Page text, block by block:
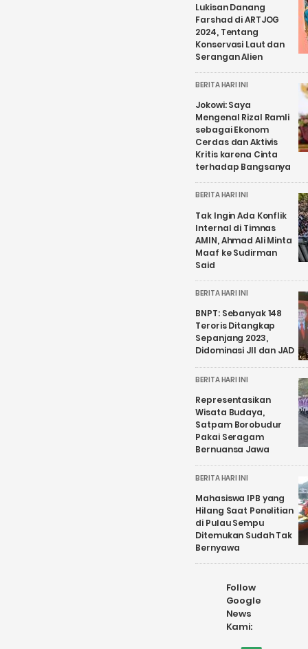
Lukisan Danang
Farshad di ARTJOG
2024, Tentang
Konservasi Laut dan
Serangan Alien
BERITA HARI INI
Jokowi: Saya
Mengenal Rizal Ramli
sebagai Ekonom
Cerdas dan Aktivis
Kritis karena Cinta
terhadap Bangsanya
BERITA HARI INI
Tak Ingin Ada Konflik
Internal di Timnas
AMIN, Ahmad Ali Minta
Maaf ke Sudirman
Said
BERITA HARI INI
BNPT: Sebanyak 148
Teroris Ditangkap
Sepanjang 2023,
Didominasi JII dan JAD
BERITA HARI INI
Representasikan
Wisata Budaya,
Satpam Borobudur
Pakai Seragam
Bernuansa Jawa
BERITA HARI INI
Mahasiswa IPB yang
Hilang Saat Penelitian
di Pulau Sempu
Ditemukan Sudah Tak
Bernyawa
Follow
Google
News
Kami: